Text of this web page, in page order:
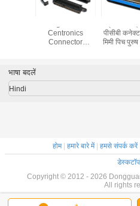
Centronics
Connector
पीसीबी
मिमी पिच पुरुष
भाषा बदलें
Hindi
होम| हमारे बारे में| हमसे संपर्क करें|
Copyright © 2012 - 2026
All rights